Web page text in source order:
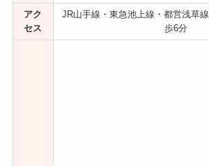
アク
セス
JR山手線・東急池上線・都営浅草
歩6分